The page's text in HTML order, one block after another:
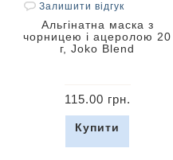
Залишити відгук
Альгінатна маска з
чорницею і ацеролою 20
г, Joko Blend
115.00 грн.
Купити